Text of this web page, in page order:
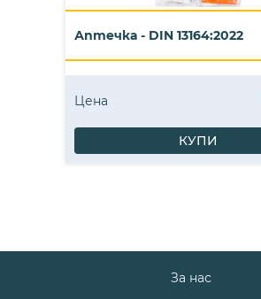
Аптечка - DIN 13164:2022
Цена
КУПИ
За нас